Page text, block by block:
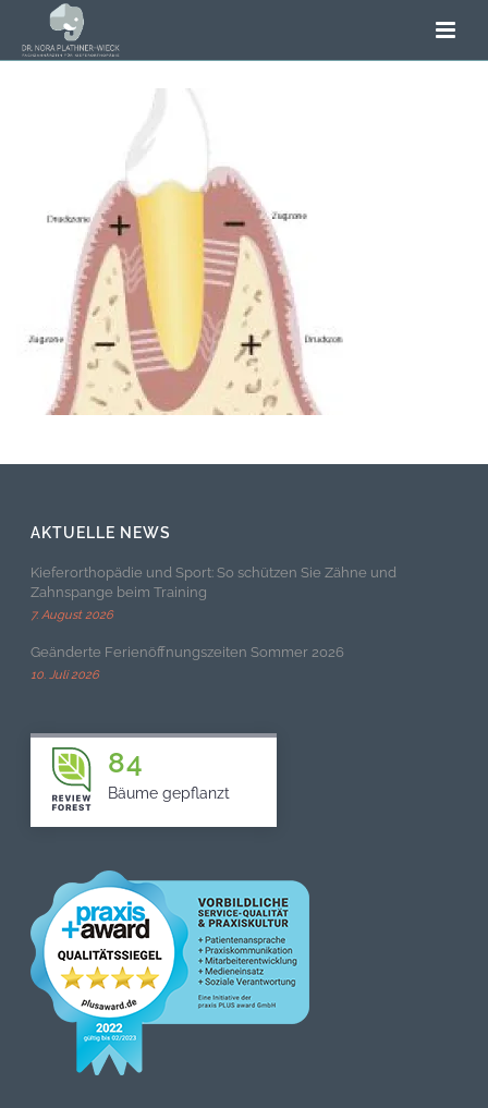
AKTUELLE NEWS
Kieferorthopädie und Sport: So schützen Sie Zähne und
Zahnspange beim Training
7. August 2026
Geänderte Ferienöffnungszeiten Sommer 2026
10. Juli 2026
84
Bäume gepflanzt